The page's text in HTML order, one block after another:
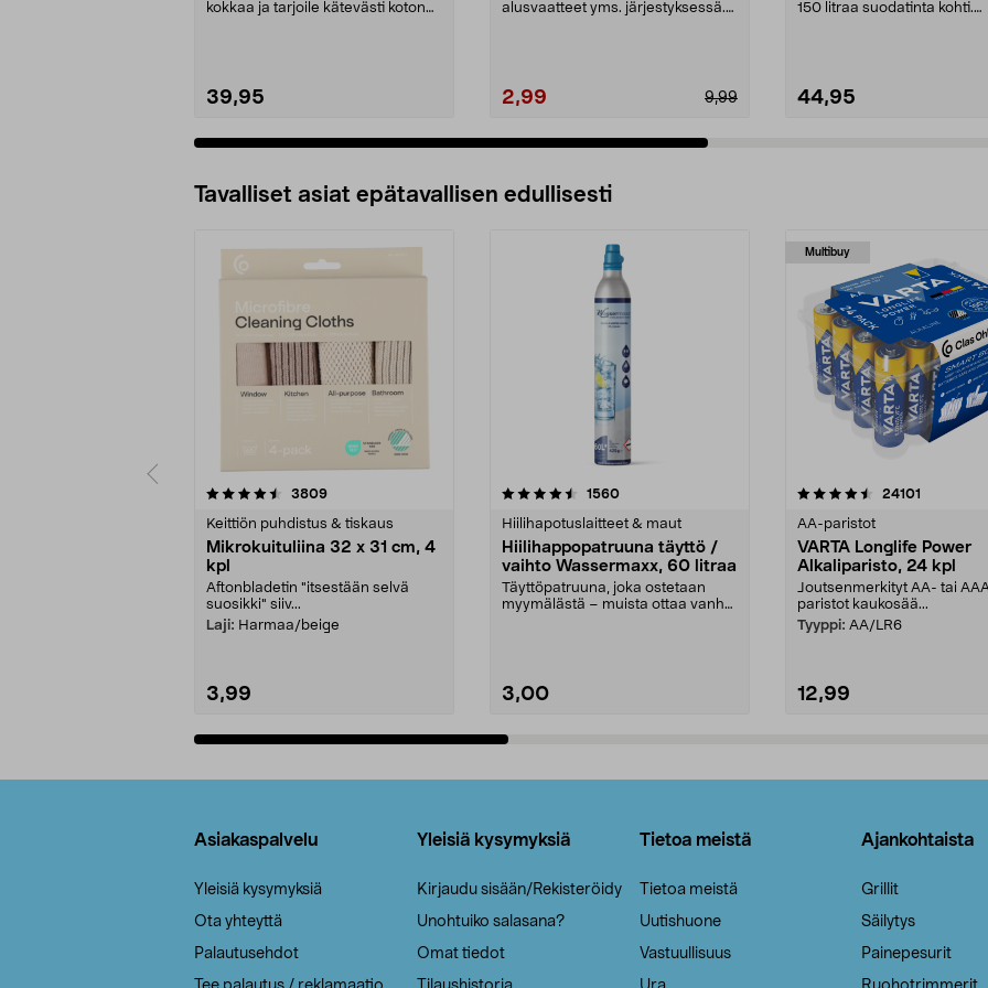
kokkaa ja tarjoile kätevästi kotona.
39,95
alusvaatteet yms. järjestyksessä.
2,99 9,99
150 litraa suodatinta kohti.
44,95
Tavalliset asiat epätavallisen edullisesti
3809arvostelut
Keittiön puhdistus & tiskaus
Mikrokuituliina 32 x 31 cm, 4
kpl
Aftonbladetin "itsestään selvä
suosikki" siiv...
Laji: Harmaa/beige
3,99
4.5viidestä
1560arvostelut
Hiilihapotuslaitteet & maut
Hiilihappopatruuna täyttö /
vaihto Wassermaxx, 60 litraa
Täyttöpatruuna, joka ostetaan
myymälästä – muista ottaa vanha
3,00
Multibuy
4.5viidestä
24101
AA-paristot
VARTA Longlife Power
Alkaliparisto, 24 kpl
Joutsenmerkityt AA- tai
paristot kaukosää...
Tyyppi: AA/LR6
12,99
4.5viidestä
Asiakaspalvelu
Yleisiä kysymyksiä
Ota yhteyttä
Palautusehdot
Yleisiä kysymyksiä
Kirjaudu sisään/Rekisteröidy
Unohtuiko salasana?
Omat tiedot
Tietoa meistä
Tietoa meistä
Uutishuone
Vastuullisuus
Ajankohtaista
Grillit
Säilytys
Painepesurit